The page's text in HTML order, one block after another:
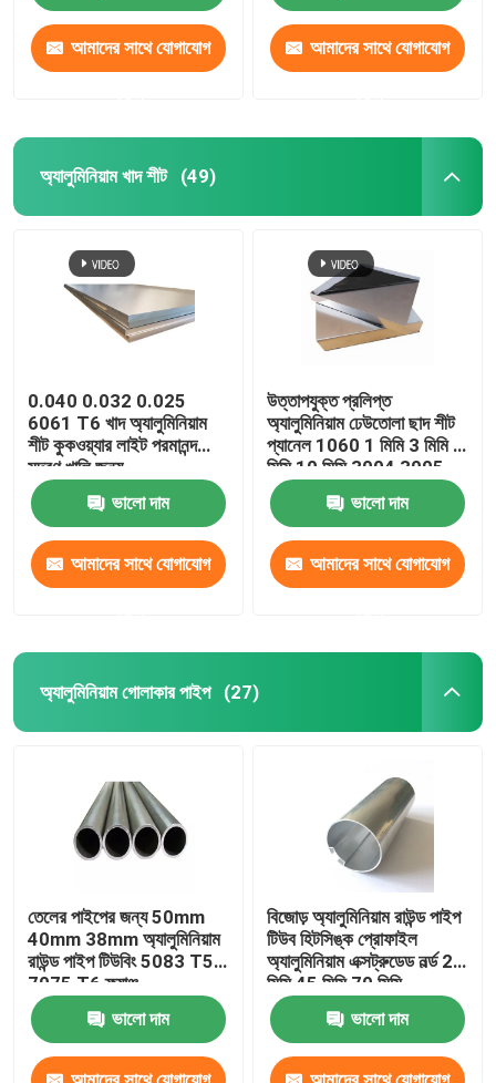
আমাদের সাথে যোগাযোগ আমাদের সাথে যোগাযোগ
অ্যালুমিনিয়াম খাদ শীট (49)
0.040 0.032 0.025
6061 T6 খাদ অ্যালুমিনিয়াম
শীট কুকওয়্যার লাইট পরমানন্দ
মুদ্রণ খালি জন্য
ভালো দাম
আমাদের সাথে যোগাযোগ
উত্তাপযুক্ত প্রলিপ্ত
অ্যালুমিনিয়াম ঢেউতোলা ছাদ শীট
প্যানেল 1060 1 মিমি 3 মিমি 5
মিমি 10 মিমি 3004 3005
ভালো দাম
আমাদের সাথে যোগাযোগ
অ্যালুমিনিয়াম গোলাকার পাইপ (27)
তেলের পাইপের জন্য 50mm
40mm 38mm অ্যালুমিনিয়াম
রাউন্ড পাইপ টিউবিং 5083 T5
7075 T6 ফ্ল্যাঞ্জ
ভালো দাম
বিজোড় অ্যালুমিনিয়াম রাউন্ড পাইপ
টিউব হিটসিঙ্ক প্রোফাইল
অ্যালুমিনিয়াম এক্সট্রুডেড নর্ল্ড 25
মিমি 45 মিমি 70 মিমি
ভালো দাম